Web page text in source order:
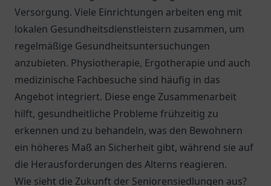
Versorgung. Viele Einrichtungen arbeiten eng mit
lokalen Gesundheitsdienstleistern zusammen, um
regelmäßige Gesundheitsuntersuchungen
anzubieten. Physiotherapie, Ergotherapie und auch
medizinische Fachbesuche sind häufig in das
Angebot integriert. Diese enge Zusammenarbeit
hilft, gesundheitliche Probleme frühzeitig zu
erkennen und zu behandeln, was den Bewohnern
ein höheres Maß an Sicherheit gibt, während sie auf
die Herausforderungen des Alterns reagieren.
Wie sieht die Zukunft der Seniorensiedlungen aus?